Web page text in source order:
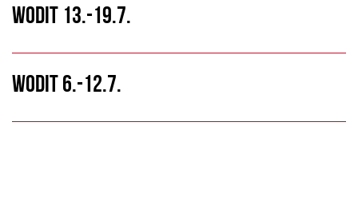
WODIT 13.-19.7.
WODIT 6.-12.7.